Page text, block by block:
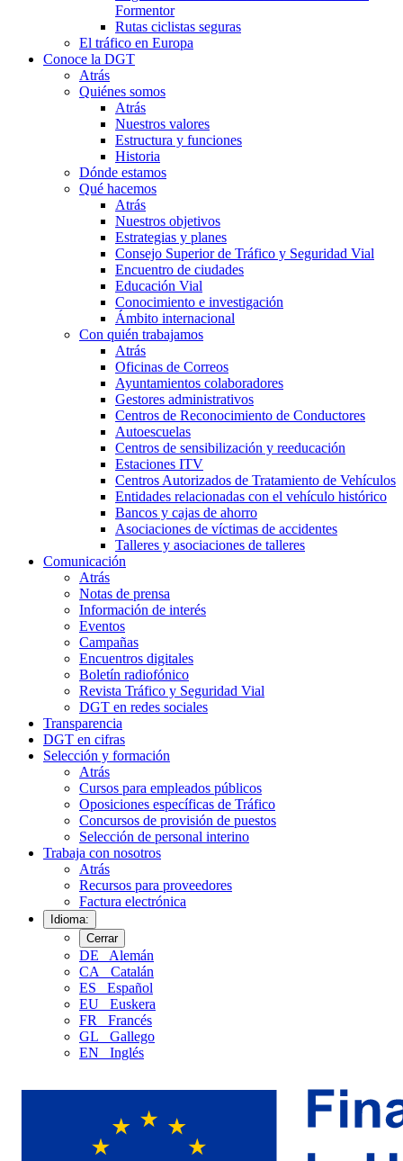
Formentor
Rutas ciclistas seguras
El tráfico en Europa
Conoce la DGT
Atrás
Quiénes somos
Atrás
Nuestros valores
Estructura y funciones
Historia
Dónde estamos
Qué hacemos
Atrás
Nuestros objetivos
Estrategias y planes
Consejo Superior de Tráfico y Seguridad Vial
Encuentro de ciudades
Educación Vial
Conocimiento e investigación
Ámbito internacional
Con quién trabajamos
Atrás
Oficinas de Correos
Ayuntamientos colaboradores
Gestores administrativos
Centros de Reconocimiento de Conductores
Autoescuelas
Centros de sensibilización y reeducación
Estaciones ITV
Centros Autorizados de Tratamiento de Vehículos
Entidades relacionadas con el vehículo histórico
Bancos y cajas de ahorro
Asociaciones de víctimas de accidentes
Talleres y asociaciones de talleres
Comunicación
Atrás
Notas de prensa
Información de interés
Eventos
Campañas
Encuentros digitales
Boletín radiofónico
Revista Tráfico y Seguridad Vial
DGT en redes sociales
Transparencia
DGT en cifras
Selección y formación
Atrás
Cursos para empleados públicos
Oposiciones específicas de Tráfico
Concursos de provisión de puestos
Selección de personal interino
Trabaja con nosotros
Atrás
Recursos para proveedores
Factura electrónica
Idioma:
Cerrar
DE
Alemán
CA
Catalán
ES
Español
EU
Euskera
FR
Francés
GL
Gallego
EN
Inglés